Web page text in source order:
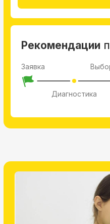
Выбор программы
Международный экзамен HSK в
Стоимость от 860 рублей
Записаться на пробное